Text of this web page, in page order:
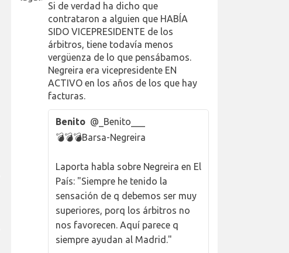
Si de verdad ha dicho que
contrataron a alguien que HABÍA
SIDO VICEPRESIDENTE de los
árbitros, tiene todavía menos
vergüenza de lo que pensábamos.
Negreira era vicepresidente EN
ACTIVO en los años de los que hay
facturas.
Benito @_Benito___
💣💣💣Barsa-Negreira
Laporta habla sobre Negreira en El
País: "Siempre he tenido la
sensación de q debemos ser muy
superiores, porq los árbitros no
nos favorecen. Aquí parece q
siempre ayudan al Madrid."